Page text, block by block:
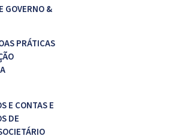
GOVERNO &
PRÁTICAS
E CONTAS E
DE